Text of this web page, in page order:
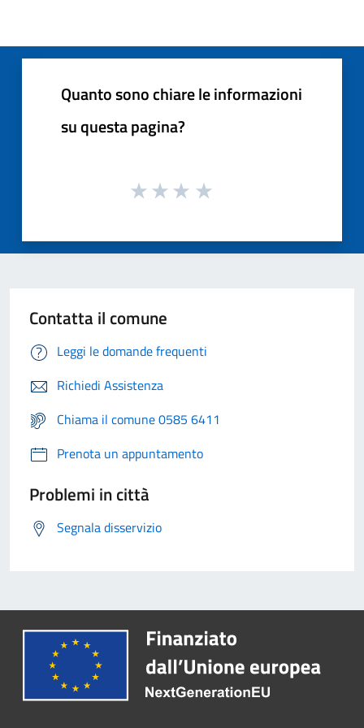
Quanto sono chiare le informazioni
su questa pagina?
Contatta il comune
Leggi le domande frequenti
Richiedi Assistenza
Chiama il comune 0585 6411
Prenota un appuntamento
Problemi in città
Segnala disservizio